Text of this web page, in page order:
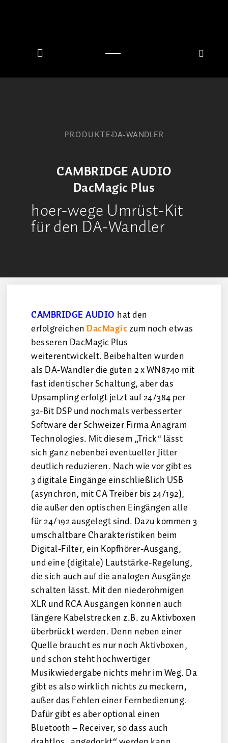
PRODUKTE DA-WANDLER
CAMBRIDGE AUDIO
DacMagic Plus
hoer-wege Umrüst-Kit
für den DA-Wandler
CAMBRIDGE AUDIO hat den
erfolgreichen DacMagiczum noch etwas
besseren DacMagic Plus
weiterentwickelt. Beibehalten wurden
als DA-Wandler die guten 2 x WN8740 mit
fast identischer Schaltung, aber das
Upsampling erfolgt jetzt auf 24/384 per
32-Bit DSP und nochmals verbesserter
Software der Schweizer Firma Anagram
Technologies. Mit diesem „Trick“ lässt
sich ganz nebenbei eventueller Jitter
deutlich reduzieren. Nach wie vor gibt es
3 digitale Eingänge einschließlich USB
(asynchron, mit CA Treiber bis 24/192),
die außer den optischen Eingängen alle
für 24/192 ausgelegt sind. Dazu kommen 3
umschaltbare Charakteristiken beim
Digital-Filter, ein Kopfhörer-Ausgang,
und eine (digitale) Lautstärke-Regelung,
die sich auch auf die analogen Ausgänge
schalten lässt. Mit den niederohmigen
XLR und RCA Ausgängen können auch
längere Kabelstrecken z.B. zu Aktivboxen
überbrückt werden. Denn neben einer
Quelle braucht es nur noch Aktivboxen,
und schon steht hochwertiger
Musikwiedergabe nichts mehr im Weg. Da
gibt es also wirklich nichts zu meckern,
außer das Fehlen einer Fernbedienung.
Dafür gibt es aber optional einen
Bluetooth – Receiver, so dass auch